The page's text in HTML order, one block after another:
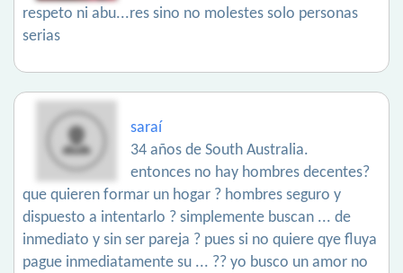
respeto ni abu...res sino no molestes solo personas
serias
saraí
34 años de South Australia.
entonces no hay hombres decentes?
que quieren formar un hogar ? hombres seguro y
dispuesto a intentarlo ? simplemente buscan ... de
inmediato y sin ser pareja ? pues si no quiere qye fluya
pague inmediatamente su ... ?? yo busco un amor no